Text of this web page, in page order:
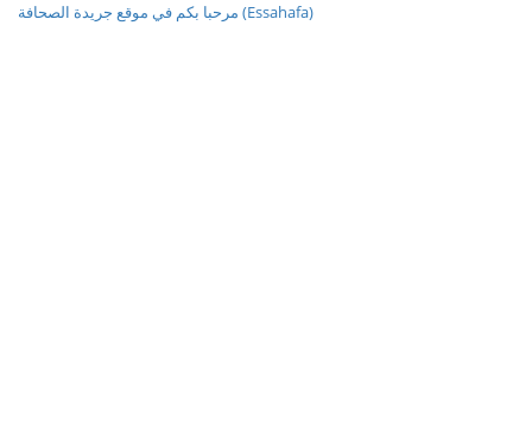
مرحبا بكم في موقع جريدة الصحافة (Essahafa)